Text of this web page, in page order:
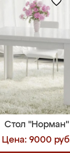
Стол "Норман"
Цена: 9000